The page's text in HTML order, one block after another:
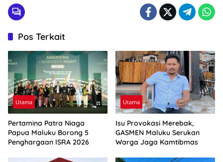
Pos Terkait
Utama
Pertamina Patra Niaga
Papua Maluku Borong 5
Penghargaan ISRA 2026
Utama
Isu Provokasi Merebak,
GASMEN Maluku Serukan
Warga Jaga Kamtibmas